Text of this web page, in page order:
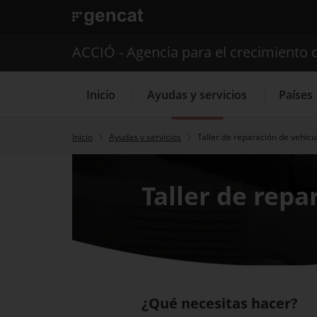
. Abrir en una nueva ventana.
ACCIÓ - Agencia para el crecimiento
Inicio Ayudas y servicios Países
Inicio Ayudas y servicios Taller de reparación de
Taller de
¿Qué necesitas hacer?